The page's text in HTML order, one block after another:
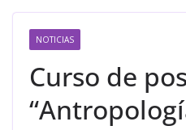
NOTICIAS
Curso de